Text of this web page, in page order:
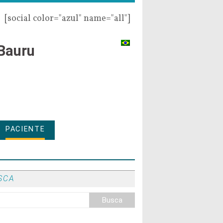
[social color="azul" name="all"]
PACIENTE